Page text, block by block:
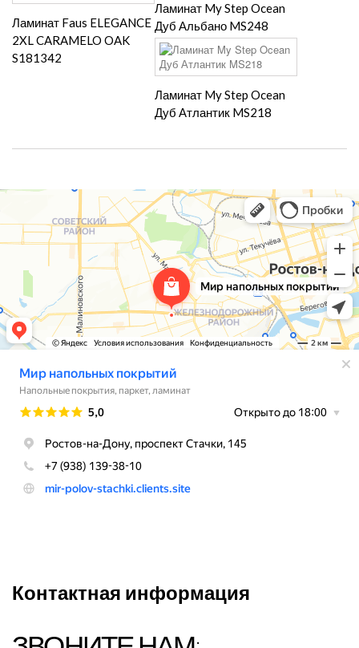
Ламинат Faus ELEGANCE
2XL CARAMELO OAK
S181342
Ламинат My Step Ocean
Дуб Альбано MS248
Ламинат My Step Ocean
Дуб Атлантик MS218
Контактная информация